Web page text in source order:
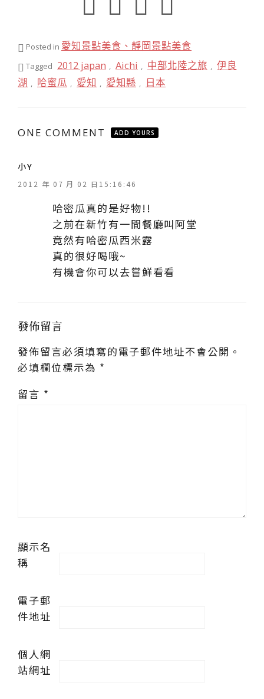
Posted in 愛知景點美食、靜岡景點美食
Tagged 2012 japan , Aichi , 中部北陸之旅 , 伊良
湖 , 哈蜜瓜 , 愛知 , 愛知縣 , 日本
ONE COMMENT ADD YOURS
小Y
示
2012 年 07 月 02 日15:16:46
哈密瓜真的是好物!!
之前在新竹有一間餐廳叫阿堂
竟然有哈密瓜西米露
真的很好喝哦~
有機會你可以去嘗鮮看看
發佈留言
發佈留言必須填寫的電子郵件地址不會公開。
必填欄位標示為 *
留言 *
顯示名
稱
電子郵
件地址
個人網
站網址